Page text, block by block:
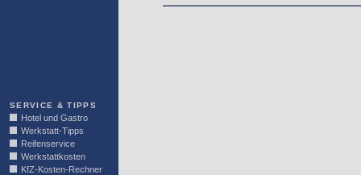
SERVICE & TIPPS
Hotel und Gastro
Werkstatt-Tipps
Reifenservice
Werkstattkosten
KfZ-Kosten-Rechner